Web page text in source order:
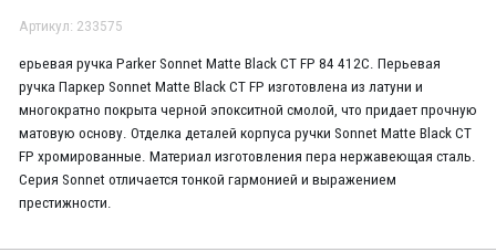
Артикул: 233575
ерьевая ручка Parker Sonnet Matte Black CT FP 84 412C. Перьевая
ручка Паркер Sonnet Matte Black CT FP изготовлена из латуни и
многократно покрыта черной эпокситной смолой, что придает прочную
матовую основу. Отделка деталей корпуса ручки Sonnet Matte Black CT
FP хромированные. Материал изготовления пера нержавеющая сталь.
Серия Sonnet отличается тонкой гармонией и выражением
престижности.